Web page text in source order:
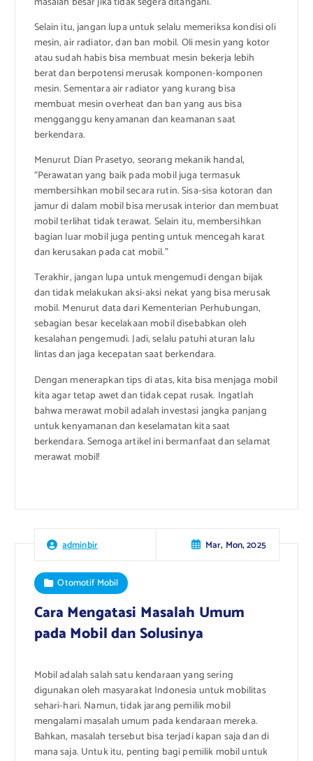
Selain itu, jangan lupa untuk selalu memeriksa kondisi oli
mesin, air radiator, dan ban mobil. Oli mesin yang kotor
atau sudah habis bisa membuat mesin bekerja lebih
berat dan berpotensi merusak komponen-komponen
mesin. Sementara air radiator yang kurang bisa
membuat mesin overheat dan ban yang aus bisa
mengganggu kenyamanan dan keamanan saat
berkendara.
Menurut Dian Prasetyo, seorang mekanik handal,
“Perawatan yang baik pada mobil juga termasuk
membersihkan mobil secara rutin. Sisa-sisa kotoran dan
jamur di dalam mobil bisa merusak interior dan membuat
mobil terlihat tidak terawat. Selain itu, membersihkan
bagian luar mobil juga penting untuk mencegah karat
dan kerusakan pada cat mobil.”
Terakhir, jangan lupa untuk mengemudi dengan bijak
dan tidak melakukan aksi-aksi nekat yang bisa merusak
mobil. Menurut data dari Kementerian Perhubungan,
sebagian besar kecelakaan mobil disebabkan oleh
kesalahan pengemudi. Jadi, selalu patuhi aturan lalu
lintas dan jaga kecepatan saat berkendara.
Dengan menerapkan tips di atas, kita bisa menjaga mobil
kita agar tetap awet dan tidak cepat rusak. Ingatlah
bahwa merawat mobil adalah investasi jangka panjang
untuk kenyamanan dan keselamatan kita saat
berkendara. Semoga artikel ini bermanfaat dan selamat
merawat mobil!
adminbir Mar, Mon, 2025
Otomotif Mobil
Cara Mengatasi Masalah Umum
pada Mobil dan Solusinya
Mobil adalah salah satu kendaraan yang sering
digunakan oleh masyarakat Indonesia untuk mobilitas
sehari-hari. Namun, tidak jarang pemilik mobil
mengalami masalah umum pada kendaraan mereka.
Bahkan, masalah tersebut bisa terjadi kapan saja dan di
mana saja. Untuk itu, penting bagi pemilik mobil untuk